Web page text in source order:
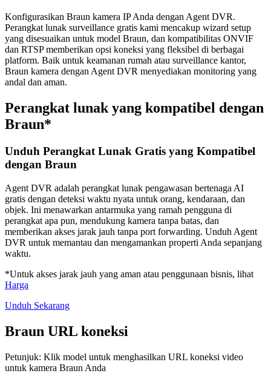
Konfigurasikan Braun kamera IP Anda dengan Agent DVR.
Perangkat lunak surveillance gratis kami mencakup wizard setup
yang disesuaikan untuk model Braun, dan kompatibilitas ONVIF
dan RTSP memberikan opsi koneksi yang fleksibel di berbagai
platform. Baik untuk keamanan rumah atau surveillance kantor,
Braun kamera dengan Agent DVR menyediakan monitoring yang
andal dan aman.
Perangkat lunak yang kompatibel dengan
Braun*
Unduh Perangkat Lunak Gratis yang Kompatibel
dengan Braun
Agent DVR adalah perangkat lunak pengawasan bertenaga AI
gratis dengan deteksi waktu nyata untuk orang, kendaraan, dan
objek. Ini menawarkan antarmuka yang ramah pengguna di
perangkat apa pun, mendukung kamera tanpa batas, dan
memberikan akses jarak jauh tanpa port forwarding. Unduh Agent
DVR untuk memantau dan mengamankan properti Anda sepanjang
waktu.
*Untuk akses jarak jauh yang aman atau penggunaan bisnis, lihat
Harga
Unduh Sekarang
Braun URL koneksi
Petunjuk: Klik model untuk menghasilkan URL koneksi video
untuk kamera Braun Anda